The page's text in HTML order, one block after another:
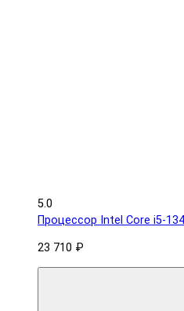
5.0
Процессор Intel Core i5-
23 710 ₽